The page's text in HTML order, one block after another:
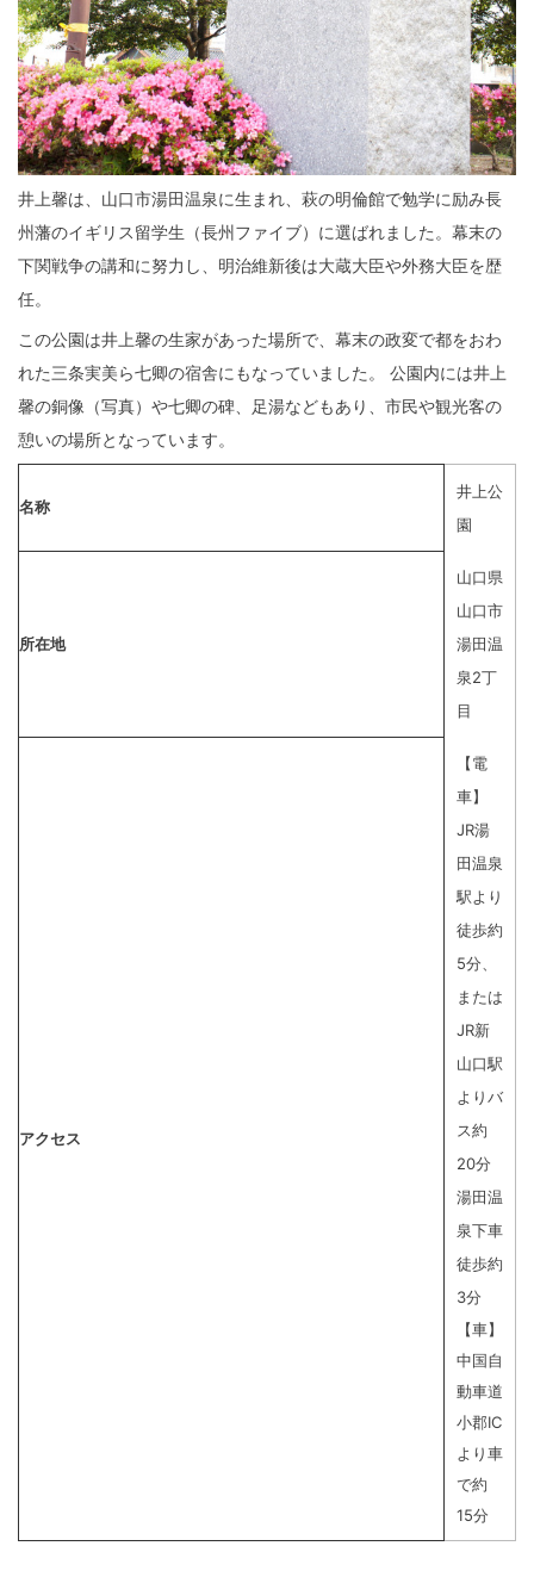
井上馨は、山口市湯田温泉に生まれ、萩の明倫館で勉学に励み長
州藩のイギリス留学生（長州ファイブ）に選ばれました。幕末の
下関戦争の講和に努力し、明治維新後は大蔵大臣や外務大臣を歴
任。
この公園は井上馨の生家があった場所で、幕末の政変で都をおわ
れた三条実美ら七卿の宿舎にもなっていました。 公園内には井上
馨の銅像（写真）や七卿の碑、足湯などもあり、市民や観光客の
憩いの場所となっています。
名称
井上公
園
所在地
山口県
山口市
湯田温
泉2丁
目
アクセス
【電
車】
JR湯
田温泉
駅より
徒歩約
5分、
または
JR新
山口駅
よりバ
ス約
20分
湯田温
泉下車
徒歩約
3分
【車】
中国自
動車道
小郡IC
より車
で約
15分